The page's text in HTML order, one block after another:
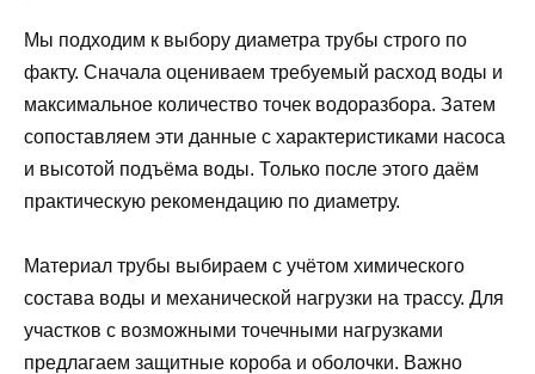
Мы подходим к выбору диаметра трубы строго по
факту. Сначала оцениваем требуемый расход воды и
максимальное количество точек водоразбора. Затем
сопоставляем эти данные с характеристиками насоса
и высотой подъёма воды. Только после этого даём
практическую рекомендацию по диаметру.
Материал трубы выбираем с учётом химического
состава воды и механической нагрузки на трассу. Для
участков с возможными точечными нагрузками
предлагаем защитные короба и оболочки. Важно